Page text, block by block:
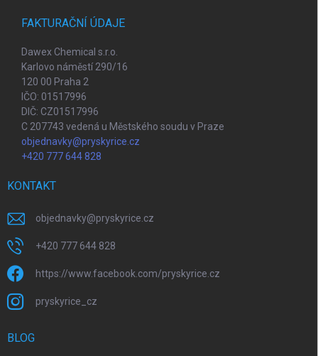
FAKTURAČNÍ ÚDAJE
Dawex Chemical s.r.o.
Karlovo náměstí 290/16
120 00 Praha 2
IČO: 01517996
DIČ: CZ01517996
C 207743 vedená u Městského soudu v Praze
objednavky@pryskyrice.cz
+420 777 644 828
KONTAKT
objednavky@pryskyrice.cz
+420 777 644 828
https://www.facebook.com/pryskyrice.cz
pryskyrice_cz
BLOG